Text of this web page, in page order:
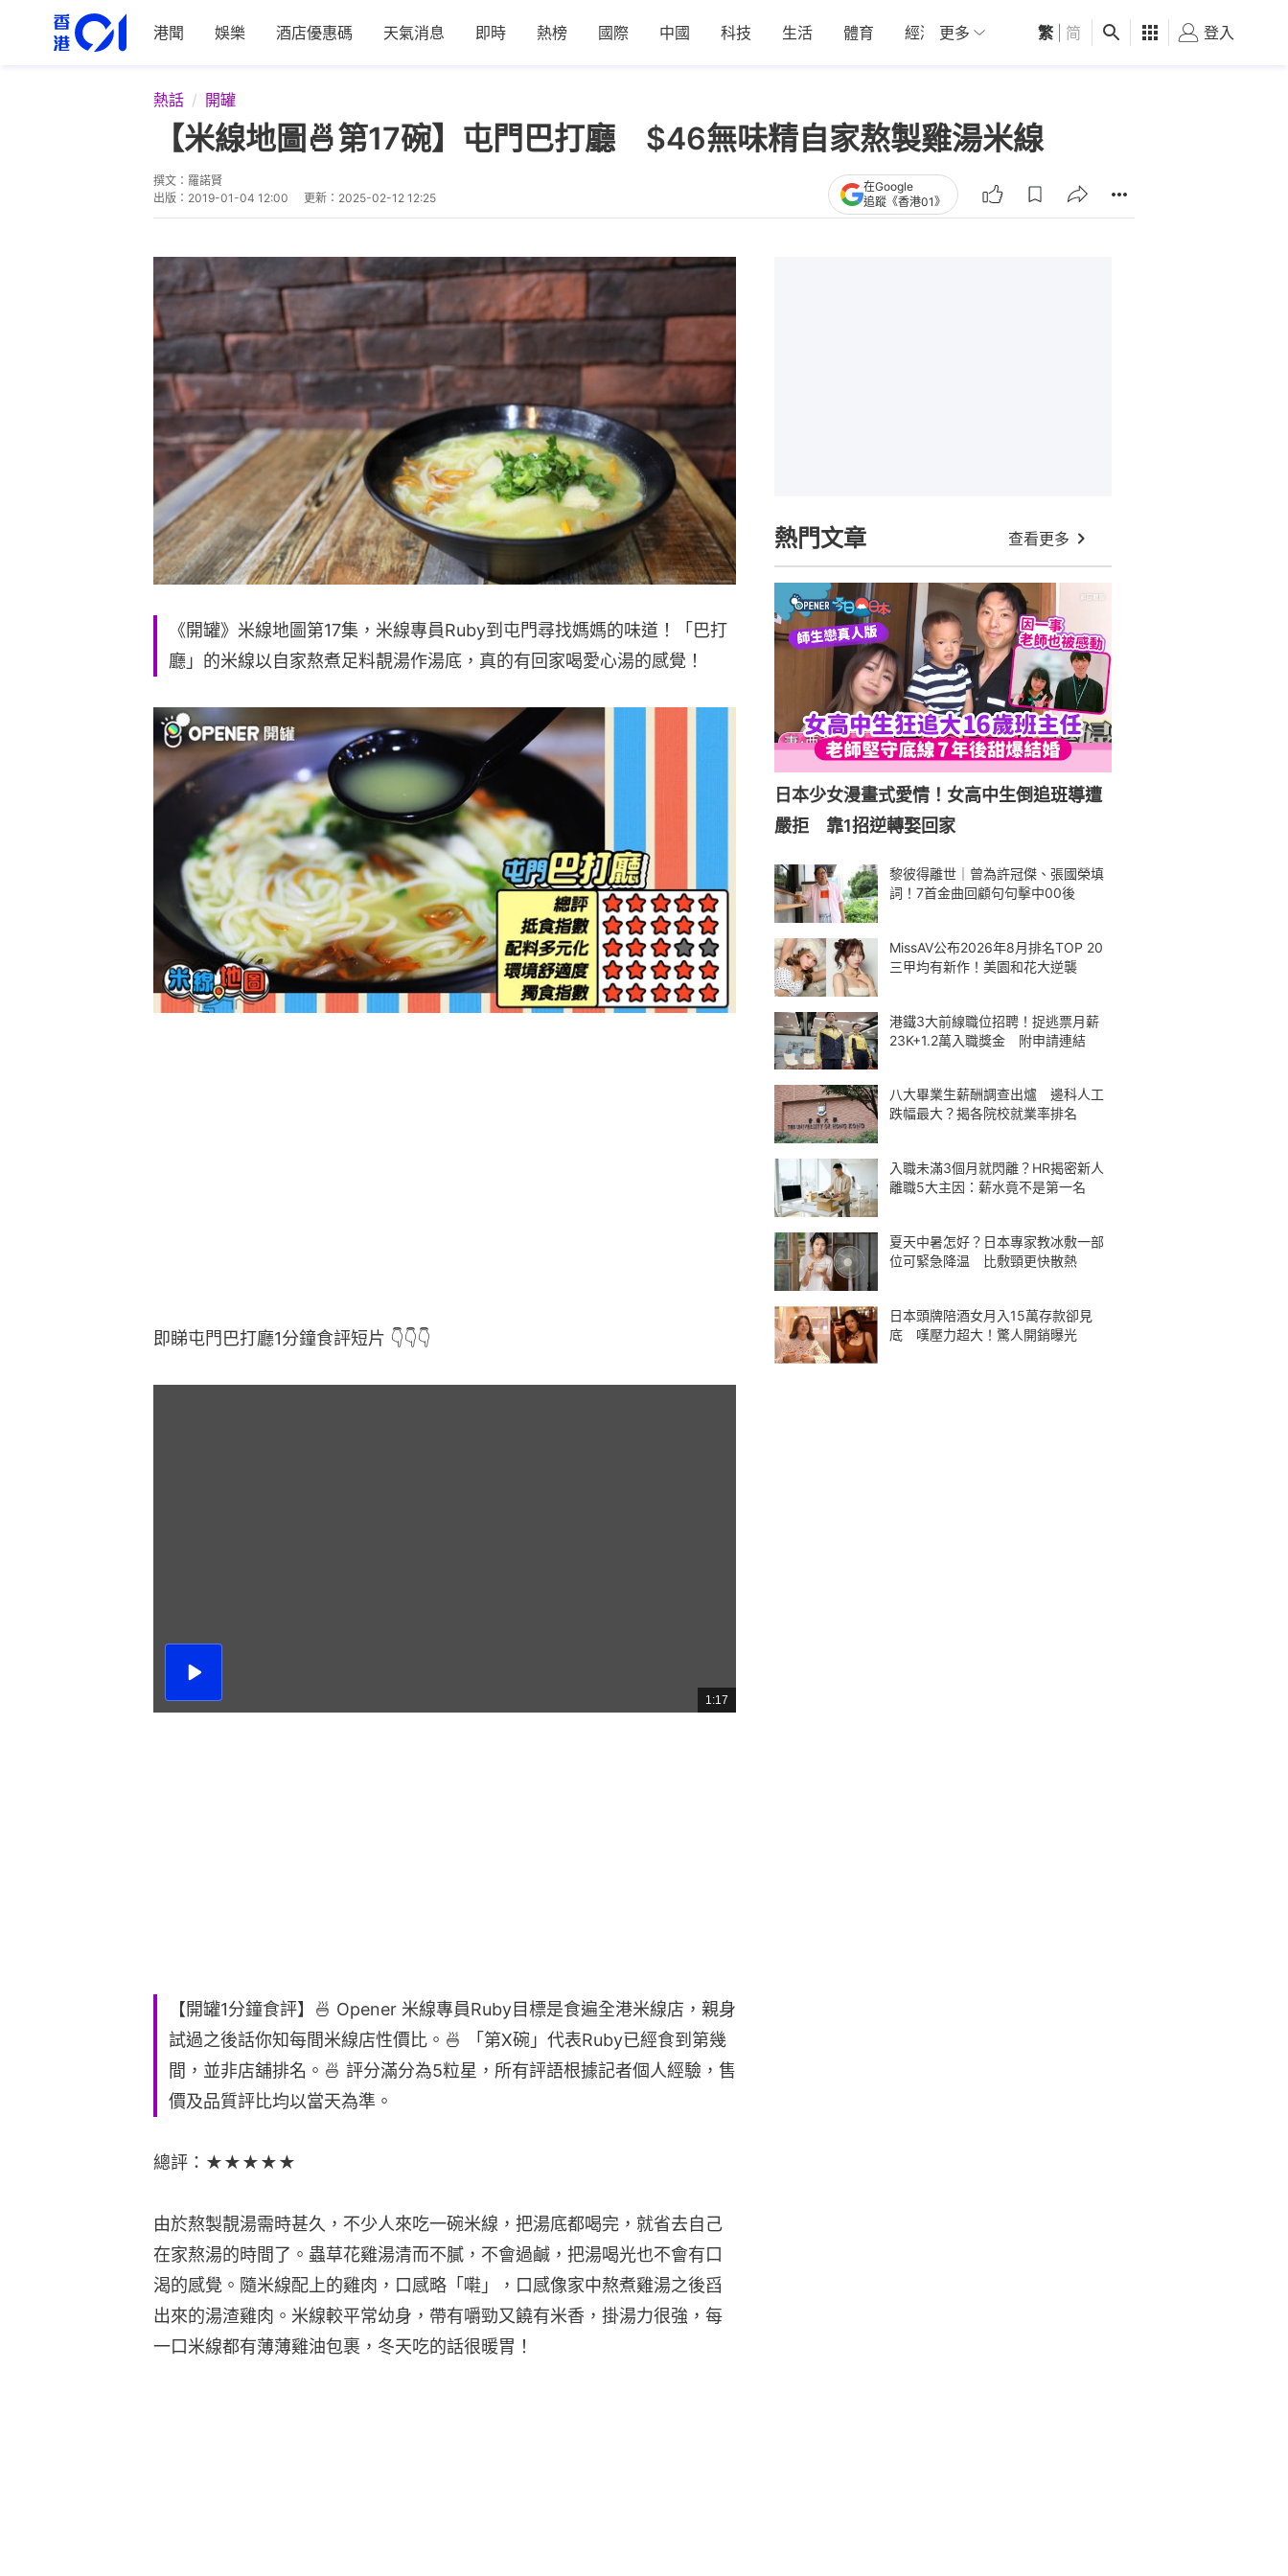
港聞 娛樂 酒店優惠碼 天氣消息 即時 熱榜 國際 中國 科技 生活 體育 經濟 01深圳 觀點 健康 好食玩飛
更多 繁 简 登入
熱話 開罐
【米線地圖🍜第17碗】屯門巴打廳 $46無味精自家熬製雞湯米線
撰文： 羅諾賢
出版： 2019-01-04 12:00 更新： 2025-02-12 12:25
在Google
追蹤《香港01》
《開罐》米線地圖第17集，米線專員Ruby到屯門尋找媽媽的味道！「巴打
廳」的米線以自家熬煮足料靚湯作湯底，真的有回家喝愛心湯的感覺！
即睇屯門巴打廳1分鐘食評短片 👇👇👇
播
總
共
1:17
【開罐1分鐘食評】🍜 Opener 米線專員Ruby目標是食遍全港米線店，親身
試過之後話你知每間米線店性價比。🍜 「第X碗」代表Ruby已經食到第幾
間，並非店舖排名。🍜 評分滿分為5粒星，所有評語根據記者個人經驗，售
價及品質評比均以當天為準。
總評：★★★★★
由於熬製靚湯需時甚久，不少人來吃一碗米線，把湯底都喝完，就省去自己
在家熬湯的時間了。蟲草花雞湯清而不膩，不會過鹹，把湯喝光也不會有口
渴的感覺。隨米線配上的雞肉，口感略「嚡」，口感像家中熬煮雞湯之後舀
出來的湯渣雞肉。米線較平常幼身，帶有嚼勁又饒有米香，掛湯力很強，每
一口米線都有薄薄雞油包裹，冬天吃的話很暖胃！
熱門文章 查看更多
日本少女漫畫式愛情！女高中生倒追班導遭
嚴拒 靠1招逆轉娶回家
黎彼得離世｜曾為許冠傑、張國榮填
詞！7首金曲回顧句句擊中00後
MissAV公布2026年8月排名TOP 20
三甲均有新作！美園和花大逆襲
港鐵3大前線職位招聘！捉逃票月薪
23K+1.2萬入職獎金 附申請連結
八大畢業生薪酬調查出爐 邊科人工
跌幅最大？揭各院校就業率排名
入職未滿3個月就閃離？HR揭密新人
離職5大主因：薪水竟不是第一名
夏天中暑怎好？日本專家教冰敷一部
位可緊急降温 比敷頸更快散熱
日本頭牌陪酒女月入15萬存款卻見
底 嘆壓力超大！驚人開銷曝光